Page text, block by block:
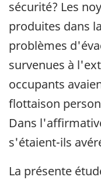
sécurité? Les
produites dans
problèmes
survenues à
occupants
flottaison
Dans
s'étaient-ils
La présente